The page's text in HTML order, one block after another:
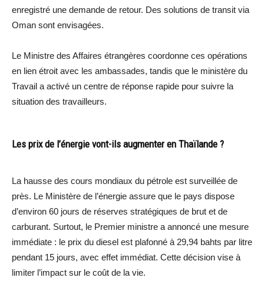
enregistré une demande de retour. Des solutions de transit via
Oman sont envisagées.
Le Ministre des Affaires étrangères coordonne ces opérations
en lien étroit avec les ambassades, tandis que le ministère du
Travail a activé un centre de réponse rapide pour suivre la
situation des travailleurs.
Les prix de l’énergie vont-ils augmenter en Thaïlande ?
La hausse des cours mondiaux du pétrole est surveillée de
près. Le Ministère de l’énergie assure que le pays dispose
d’environ 60 jours de réserves stratégiques de brut et de
carburant. Surtout, le Premier ministre a annoncé une mesure
immédiate : le prix du diesel est plafonné à 29,94 bahts par litre
pendant 15 jours, avec effet immédiat. Cette décision vise à
limiter l’impact sur le coût de la vie.